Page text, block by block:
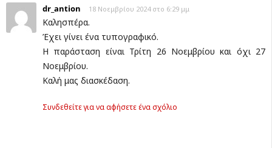
dr_antion 18 Νοεμβρίου 2024 στο 6:29 μμ
Καλησπέρα.
Έχει γίνει ένα τυπογραφικό.
Η παράσταση είναι Τρίτη 26 Νοεμβρίου και όχι 27
Νοεμβρίου.
Καλή μας διασκέδαση.
Συνδεθείτε για να αφήσετε ένα σχόλιο